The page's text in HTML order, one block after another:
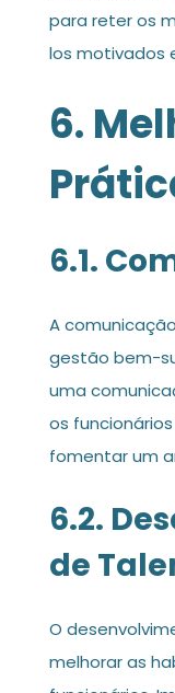
para reter os
los motivados
6.
6.1.
A
gestão bem-
uma
os
fomentar um
6.2.
de
O
melhorar as